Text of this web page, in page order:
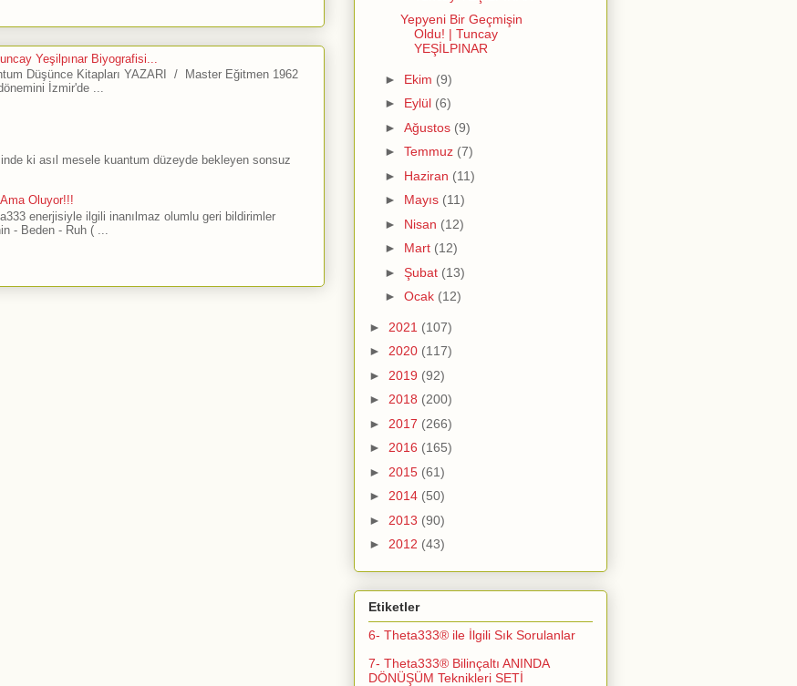
Yeşilpınar Biyografisi...
Düşünce Kitapları YAZARI / Master Eğitmen 1962
İzmir'de ...
ki asıl mesele kuantum düzeyde bekleyen sonsuz
Oluyor!!!
enerjisiyle ilgili inanılmaz olumlu geri bildirimler
- Beden - Ruh ( ...
Yepyeni Bir Geçmişin
Oldu! | Tuncay
YEŞİLPINAR
► Ekim (9)
► Eylül (6)
► Ağustos (9)
► Temmuz (7)
► Haziran (11)
► Mayıs (11)
► Nisan (12)
► Mart (12)
► Şubat (13)
► Ocak (12)
► 2021 (107)
► 2020 (117)
► 2019 (92)
► 2018 (200)
► 2017 (266)
► 2016 (165)
► 2015 (61)
► 2014 (50)
► 2013 (90)
► 2012 (43)
Etiketler
6- Theta333® ile İlgili Sık Sorulanlar
7- Theta333® Bilinçaltı ANINDA
DÖNÜŞÜM Teknikleri SETİ